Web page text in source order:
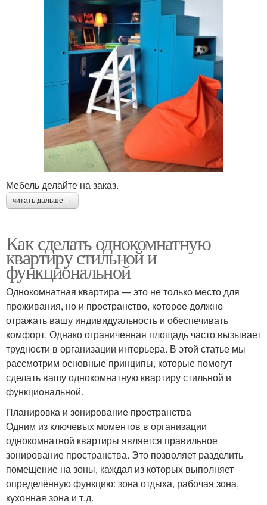
Мебель делайте на заказ.
читать дальше →
Как сделать однокомнатную
квартиру стильной и
функциональной
Однокомнатная квартира — это не только место для
проживания, но и пространство, которое должно
отражать вашу индивидуальность и обеспечивать
комфорт. Однако ограниченная площадь часто вызывает
трудности в организации интерьера. В этой статье мы
рассмотрим основные принципы, которые помогут
сделать вашу однокомнатную квартиру стильной и
функциональной.
Планировка и зонирование пространства
Одним из ключевых моментов в организации
однокомнатной квартиры является правильное
зонирование пространства. Это позволяет разделить
помещение на зоны, каждая из которых выполняет
определённую функцию: зона отдыха, рабочая зона,
кухонная зона и т.д.